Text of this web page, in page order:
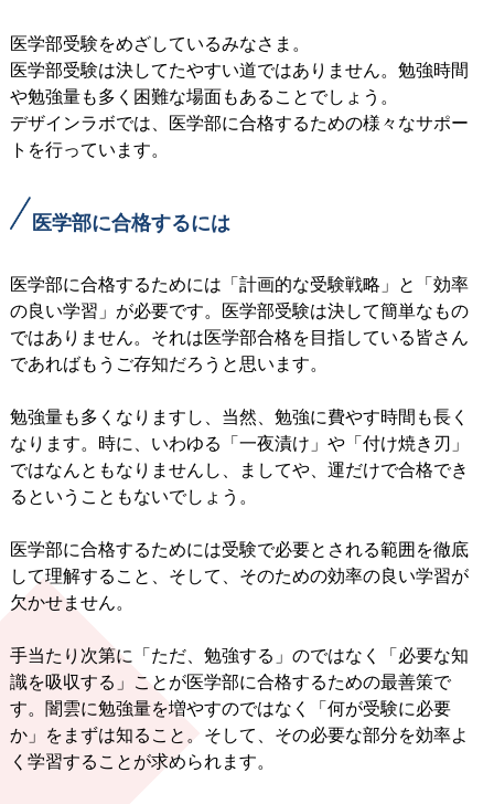
医学部受験をめざしているみなさま。
医学部受験は決してたやすい道ではありません。勉強時間
や勉強量も多く困難な場面もあることでしょう。
デザインラボでは、医学部に合格するための様々なサポー
トを行っています。
医学部に合格するには
医学部に合格するためには「計画的な受験戦略」と「効率
の良い学習」が必要です。医学部受験は決して簡単なもの
ではありません。それは医学部合格を目指している皆さん
であればもうご存知だろうと思います。
勉強量も多くなりますし、当然、勉強に費やす時間も長く
なります。時に、いわゆる「一夜漬け」や「付け焼き刃」
ではなんともなりませんし、ましてや、運だけで合格でき
るということもないでしょう。
医学部に合格するためには受験で必要とされる範囲を徹底
して理解すること、そして、そのための効率の良い学習が
欠かせません。
手当たり次第に「ただ、勉強する」のではなく「必要な知
識を吸収する」ことが医学部に合格するための最善策で
す。闇雲に勉強量を増やすのではなく「何が受験に必要
か」をまずは知ること。そして、その必要な部分を効率よ
く学習することが求められます。